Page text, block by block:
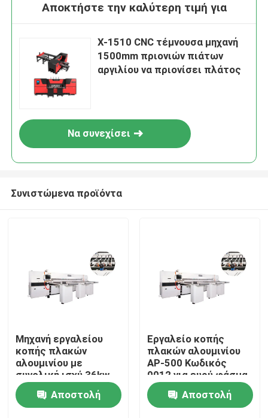
Αποκτήστε την καλύτερη τιμή για
Χ-1510 CNC τέμνουσα μηχανή
1500mm πριονιών πιάτων
αργιλίου να πριονίσει πλάτος
Να συνεχίσει
Συνιστώμενα προϊόντα
Μηχανή εργαλείου
κοπής πλακών
αλουμινίου με
συνολική ισχύ 36kw
και ταχύτητα
σπινθήρα 3950 R.p.m.
Για το κόψιμο
Αποστολή
Εργαλείο κοπής
πλακών αλουμινίου
AP-500 Κωδικός
0012 για ευρύ φάσμα
εφαρμογών
Αποστολή